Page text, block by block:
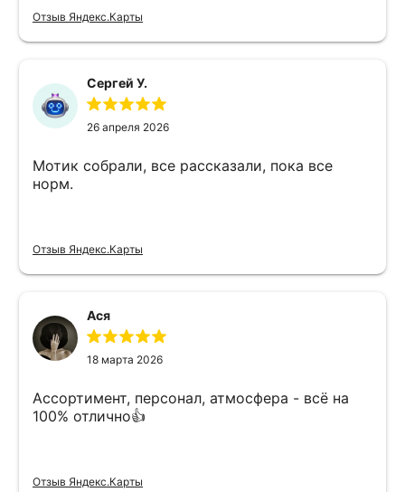
Отзыв Яндекс.Карты
Сергей У.
26 апреля 2026
Мотик собрали, все рассказали, пока все
норм.
Отзыв Яндекс.Карты
Ася
18 марта 2026
Ассортимент, персонал, атмосфера - всё на
100% отлично👍
Отзыв Яндекс.Карты